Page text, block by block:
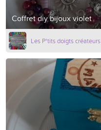
Coffret diy bijoux violet
Les P'tits doigts créateurs